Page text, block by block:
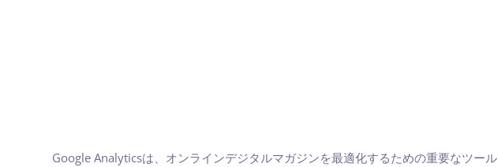
Google Analyticsは、オンラインデジタルマガジンを最適化するための重要なツール